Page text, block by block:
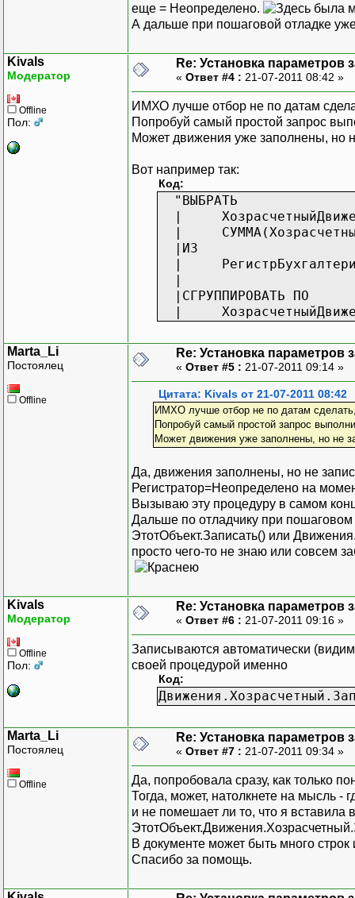
еще = Неопределено.
А дальше при пошаговой отладке
Kivals
Модератор
Offline
Пол:
Re: Установка параметров
« Ответ #4 : 21-07-2011 08:42 »
ИМХО лучше отбор не по датам
Попробуй самый простой запрос
Может движения уже заполнены, но
Вот например так:
Код:
"ВЫБРАТЬ
|
|
|ИЗ
|
|
|СГРУППИРОВАТЬ ПО
|
Marta_Li
Постоялец
Offline
Re: Установка параметров
« Ответ #5 : 21-07-2011 09:14 »
Цитата: Kivals от 21-07-2011 08:42
ИМХО лучше отбор не по датам сделать,
Попробуй самый простой запрос
Может движения уже заполнены, но не
Да, движения заполнены, но не
Регистратор=Неопределено на
Вызываю эту процедуру в самом
Дальше по отладчику при
ЭтотОбъект.Записать() или
просто чего-то не знаю или совсем
Kivals
Модератор
Offline
Пол:
Re: Установка параметров
« Ответ #6 : 21-07-2011 09:16 »
Записываются автоматически
своей процедурой именно
Код:
Marta_Li
Постоялец
Offline
Re: Установка параметров
« Ответ #7 : 21-07-2011 09:34 »
Да, попробовала сразу, как только
Тогда, может, натолкнете на мысль -
и не помешает ли то, что я вставила
В документе может быть много
Спасибо за помощь.